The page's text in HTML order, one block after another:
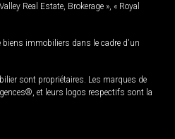
Real Estate, Brokerage », « Royal
biens immobiliers dans le cadre d'un
sont propriétaires. Les marques de
et leurs logos respectifs sont la